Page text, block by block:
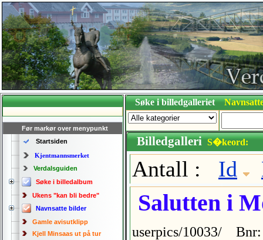
Før markør over menypunkt
Startsiden
Kjentmannsmerket
Verdalsguiden
Søke i billedalbum
Ukens "kan bli bedre"
Navnsatte bilder
Gamle avisutklipp
Kjell Minsaas ut på tur
Søke i billedgalleriet
Billedgalleri S�keord:
Antall : Id
Salutten i
userpics/10033/ Bnr: